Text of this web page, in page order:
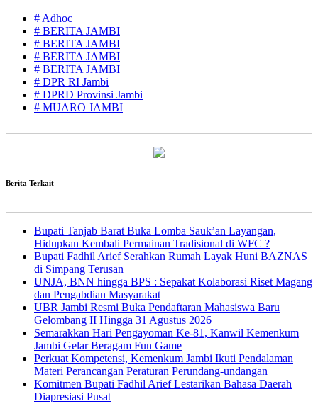
# Adhoc
# BERITA JAMBI
# BERITA JAMBI
# BERITA JAMBI
# BERITA JAMBI
# DPR RI Jambi
# DPRD Provinsi Jambi
# MUARO JAMBI
Berita Terkait
Bupati Tanjab Barat Buka Lomba Sauk’an Layangan,
Hidupkan Kembali Permainan Tradisional di WFC ?
Bupati Fadhil Arief Serahkan Rumah Layak Huni BAZNAS
di Simpang Terusan
UNJA, BNN hingga BPS : Sepakat Kolaborasi Riset Magang
dan Pengabdian Masyarakat
UBR Jambi Resmi Buka Pendaftaran Mahasiswa Baru
Gelombang II Hingga 31 Agustus 2026
Semarakkan Hari Pengayoman Ke-81, Kanwil Kemenkum
Jambi Gelar Beragam Fun Game
Perkuat Kompetensi, Kemenkum Jambi Ikuti Pendalaman
Materi Perancangan Peraturan Perundang-undangan
Komitmen Bupati Fadhil Arief Lestarikan Bahasa Daerah
Diapresiasi Pusat